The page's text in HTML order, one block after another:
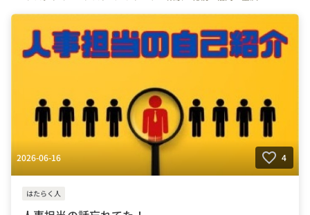
2026-06-16 4
はたらく人